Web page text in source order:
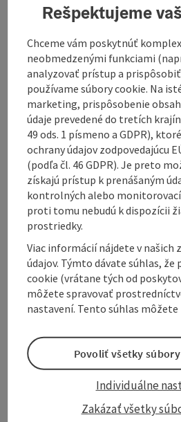
Long hike
Route: Waxenberg-Punzing-
Schallenberg-Waxenberg
50% asphalt, 50% gravel /
Adventure points along the way:
Hofwald
Tour and route
Arrival
Prices
To the website
Rešpektujeme
Chceme vám poskytnúť
neobmedzenými funkciami
analyzovať prístup a
používame súbory cookie. Na
marketing, prispôsobenie
údaje prevedené do tretích
49 ods. 1 písmeno a GDPR),
ochrany údajov zodpovedajúcu
(podľa čl. 46 GDPR). Je preto
získajú prístup k prenášaným
kontrolných alebo
proti tomu nebudú k dispozícii
prostriedky.
Viac informácií nájdete v našich
údajov. Týmto dávate súhlas,
cookie (vrátane tých od
môžete spravovať
nastavení. Tento súhlas
Zakázať všetky
Individuálne
Povoliť všetky